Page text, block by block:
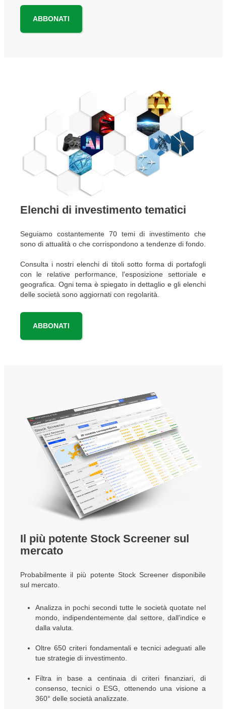
ABBONATI
Elenchi di investimento tematici
Seguiamo costantemente 70 temi di investimento che
sono di attualità o che corrispondono a tendenze di fondo.
Consulta i nostri elenchi di titoli sotto forma di portafogli
con le relative performance, l'esposizione settoriale e
geografica. Ogni tema è spiegato in dettaglio e gli elenchi
delle società sono aggiornati con regolarità.
ABBONATI
Il più potente Stock Screener sul
mercato
Probabilmente il più potente Stock Screener disponibile
sul mercato.
Analizza in pochi secondi tutte le società quotate nel
mondo, indipendentemente dal settore, dall'indice e
dalla valuta.
Oltre 650 criteri fondamentali e tecnici adeguati alle
tue strategie di investimento.
Filtra in base a centinaia di criteri finanziari, di
consenso, tecnici o ESG, ottenendo una visione a
360° delle società analizzate.